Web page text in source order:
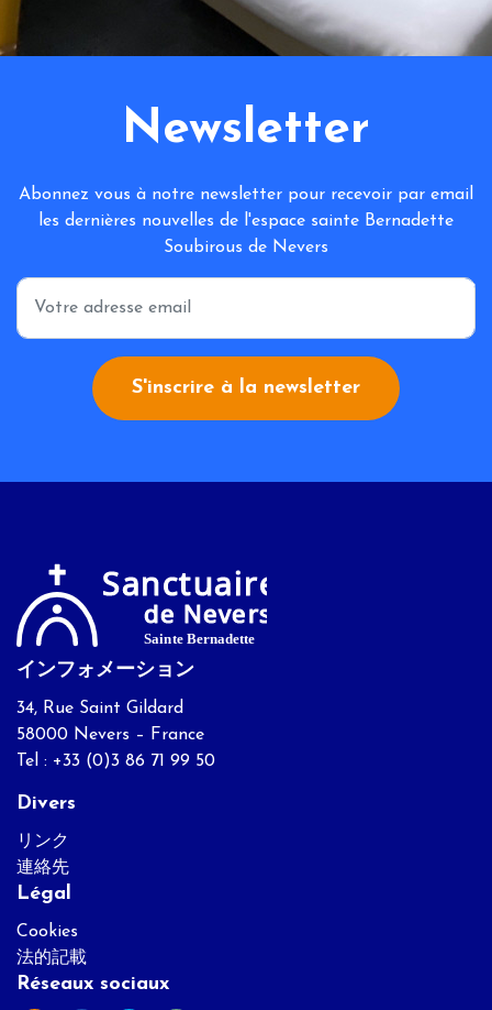
Newsletter
Abonnez vous à notre newsletter pour recevoir par email
les dernières nouvelles de l'espace sainte Bernadette
Soubirous de Nevers
*
S'inscrire à la newsletter
インフォメーション
34, Rue Saint Gildard
58000 Nevers – France
Tel : +33 (0)3 86 71 99 50
Divers
リンク
連絡先
Légal
Cookies
法的記載
Réseaux sociaux